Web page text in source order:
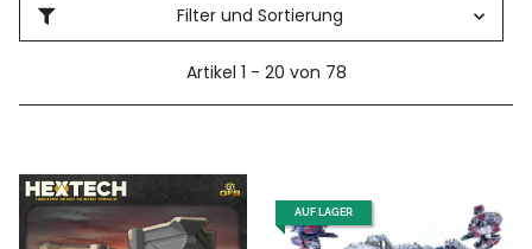
Filter und Sortierung
Artikel 1 - 20 von 78
AUF LAGER